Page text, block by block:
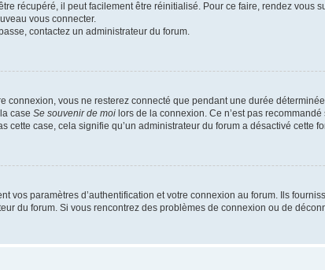
récupéré, il peut facilement être réinitialisé. Pour ce faire, rendez vous
vous connecter.
contactez un administrateur du forum.
connexion, vous ne resterez connecté que pendant une durée
case Se souvenir de moi lors de la connexion. Ce n’est pas
cette case, cela signifie qu’un administrateur du forum a désactivé cette
vos paramètres d’authentification et votre connexion au forum. Ils
du forum. Si vous rencontrez des problèmes de connexion ou de